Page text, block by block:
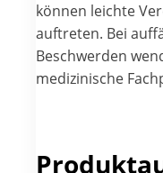
können leichte
auftreten. Bei
Beschwerden
medizinische